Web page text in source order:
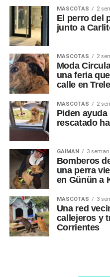
MASCOTAS 2
El perro del
junto a
MASCOTAS 2
Moda
una feria
calle en
MASCOTAS 2
Piden
rescatado
GAIMAN 3
Bomberos
una perra
en Günün a
MASCOTAS 3
Una red
callejeros y
Corrientes